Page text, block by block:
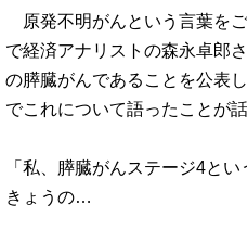
原発不明がんという言葉を
で経済アナリストの森永卓郎
の膵臓がんであることを公表
でこれについて語ったことが
「私、膵臓がんステージ4と
きょうの…